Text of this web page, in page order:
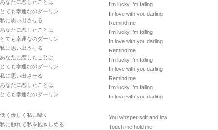
あなたに恋したことは
とても幸運なのダーリン
私に思い出させる
あなたに恋したことは
とても幸運なのダーリン
私に思い出させる
あなたに恋したことは
とても幸運なのダーリン
私に思い出させる
あなたに恋したことは
とても幸運なのダーリン
低く優しく私に囁く
私に触れて私を抱きしめる
I’m lucky I’m falling
In love with you darling
Remind me
I’m lucky I’m falling
In love with you darling
Remind me
I’m lucky I’m falling
In love with you darling
Remind me
I’m lucky I’m falling
In love with you darling
You whisper soft and low
Touch me hold me